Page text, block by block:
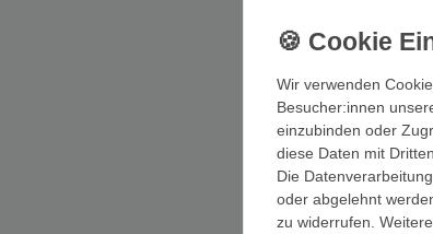
Wir verwenden
Besucher:innen
einzubinden oder
diese Daten mit
Die
oder abgelehnt
zu widerrufen.